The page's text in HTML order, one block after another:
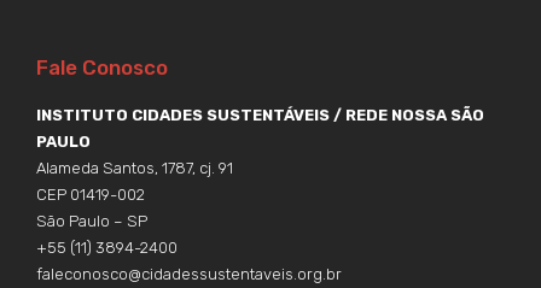
Fale Conosco
INSTITUTO CIDADES SUSTENTÁVEIS / REDE NOSSA SÃO
PAULO
Alameda Santos, 1787, cj. 91
CEP 01419-002
São Paulo – SP
+55 (11) 3894-2400
faleconosco@cidadessustentaveis.org.br